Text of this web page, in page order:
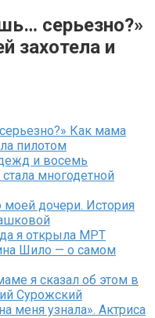
серьезно?»
захотела и
Как мама
пилотом
и восемь
многодетной
моей дочери. История
я открыла МРТ
Шило — о самом
я сказал об этом в
Сурожский
меня узнала». Актриса